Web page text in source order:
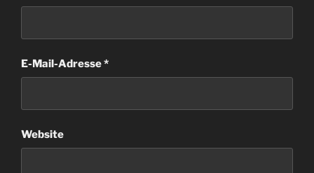
E-Mail-Adresse*
Website